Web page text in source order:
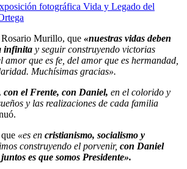
fotográfica Vida y Legado del
Murillo, que «nuestras vidas deben
infinita y seguir construyendo victorias
amor que es fe, del amor que es hermandad,
Muchísimas gracias».
con el Frente, con Daniel, en el colorido y
y las realizaciones de cada familia
«es en cristianismo, socialismo y
construyendo el porvenir, con Daniel
es que somos Presidente».